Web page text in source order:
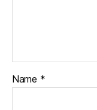
Name *